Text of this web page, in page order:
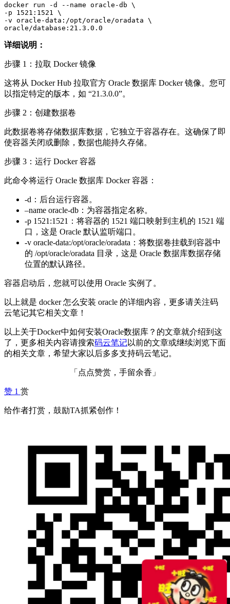
docker run -d --name oracle-db \
-p 1521:1521 \
-v oracle-data:/opt/oracle/oradata \
oracle/database:21.3.0.0
详细说明：
步骤 1：拉取 Docker 镜像
这将从 Docker Hub 拉取官方 Oracle 数据库 Docker 镜像。您可
以指定特定的版本，如 “21.3.0.0”。
步骤 2：创建数据卷
此数据卷将存储数据库数据，它独立于容器存在。这确保了即
使容器关闭或删除，数据也能持久存储。
步骤 3：运行 Docker 容器
此命令将运行 Oracle 数据库 Docker 容器：
-d：后台运行容器。
–name oracle-db：为容器指定名称。
-p 1521:1521：将容器的 1521 端口映射到主机的 1521 端
口，这是 Oracle 默认监听端口。
-v oracle-data:/opt/oracle/oradata：将数据卷挂载到容器中
的 /opt/oracle/oradata 目录，这是 Oracle 数据库数据存储
位置的默认路径。
容器启动后，您就可以使用 Oracle 实例了。
以上就是 docker 怎么安装 oracle 的详细内容，更多请关注码
云笔记其它相关文章！
以上关于Docker中如何安装Oracle数据库？的文章就介绍到这
了，更多相关内容请搜索码云笔记以前的文章或继续浏览下面
的相关文章，希望大家以后多多支持码云笔记。
「点点赞赏，手留余香」
赞 1 赏
给作者打赏，鼓励TA抓紧创作！